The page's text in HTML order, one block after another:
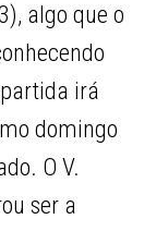
algo que o
irá
domingo
O V.
ser a